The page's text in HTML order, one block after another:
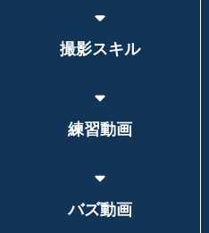
撮影スキル
練習動画
バズ動画